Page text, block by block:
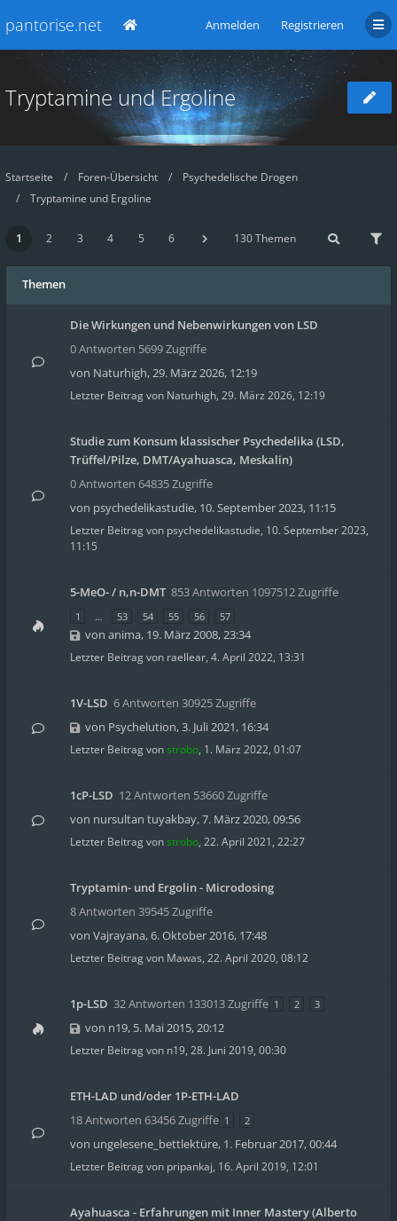
pantorise.net Anmelden Registrieren
Tryptamine und Ergoline
Startseite Foren-Übersicht
Psychedelische Drogen
Tryptamine und Ergoline
1 2 3 4 5 6 130 Themen
Themen
Die Wirkungen und Nebenwirkungen von LSD
0 Antworten 5699 Zugriffe
von Naturhigh,29. März 2026, 12:19
Letzter Beitrag von Naturhigh, 29. März 2026, 12:19
Studie zum Konsum klassischer Psychedelika (LSD,
Trüffel/Pilze, DMT/Ayahuasca, Meskalin)
0 Antworten 64835 Zugriffe
von psychedelikastudie, 10. September 2023, 11:15
Letzter Beitrag von psychedelikastudie, 10. September 2023,
11:15
5-MeO- / n,n-DMT 853 Antworten 1097512 Zugriffe
1 … 53 54 55 56 57
von anima, 19. März 2008, 23:34
Letzter Beitrag von raellear, 4. April 2022, 13:31
1V-LSD 6 Antworten 30925 Zugriffe
von Psychelution,3. Juli 2021, 16:34
Letzter Beitrag vonstrobo, 1. März 2022, 01:07
1cP-LSD 12 Antworten 53660 Zugriffe
von nursultan tuyakbay,7. März 2020, 09:56
Letzter Beitrag vonstrobo, 22. April 2021, 22:27
Tryptamin- und Ergolin - Microdosing
8 Antworten 39545 Zugriffe
von Vajrayana,6. Oktober 2016, 17:48
Letzter Beitrag von Mawas, 22. April 2020, 08:12
1p-LSD 32 Antworten 133013 Zugriffe 1 2 3
von n19, 5. Mai 2015, 20:12
Letzter Beitrag von n19, 28. Juni 2019, 00:30
ETH-LAD und/oder 1P-ETH-LAD
18 Antworten 63456 Zugriffe 1 2
von ungelesene_bettlektüre, 1. Februar 2017, 00:44
Letzter Beitrag von pripankaj, 16. April 2019, 12:01
Ayahuasca - Erfahrungen mit Inner Mastery (Alberto